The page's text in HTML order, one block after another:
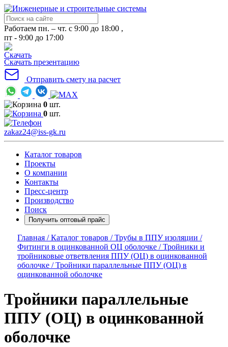
Работаем пн. – чт. с 9:00 до 18:00 ,
пт - 9:00 до 17:00
Скачать презентацию
Отправить смету на расчет
0 шт.
0 шт.
zakaz24@iss-gk.ru
Каталог товаров
Проекты
О компании
Контакты
Пресс-центр
Производство
Поиск
Получить оптовый прайс
Главная /Каталог товаров /Трубы в ППУ изоляции /
Фитинги в оцинкованной ОЦ оболочке /Тройники и
тройниковые ответвления ППУ (ОЦ) в оцинкованной
оболочке /Тройники параллельные ППУ (ОЦ) в
оцинкованной оболочке
Тройники параллельные
ППУ (ОЦ) в оцинкованной
оболочке